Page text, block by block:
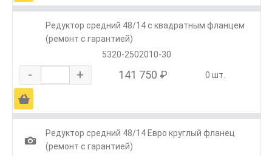
Редуктор средний 48/14 с квадратным фланцем
(ремонт с гарантией)
5320-2502010-30
- + 141 750 ₽ 0 шт.
Ä
1
Редуктор средний 48/14 Евро круглый фланец
(ремонт с гарантией)